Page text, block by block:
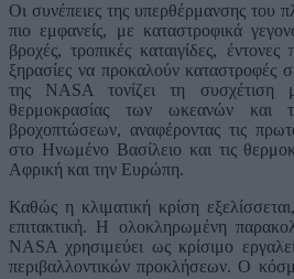
Οι συνέπειες της υπερθέρμανσης του
πιο εμφανείς, με καταστροφικά
βροχές, τροπικές καταιγίδες, έντονες
ξηρασίες να προκαλούν
της NASA τονίζει τη συσχέτιση
θερμοκρασίας των ωκεανών και
βροχοπτώσεων, αναφέροντας τις
στο Ηνωμένο Βασίλειο και τις
Αφρική και την Ευρώπη.
Καθώς η κλιματική κρίση
επιτακτική. Η ολοκληρωμένη
NASA χρησιμεύει ως κρίσιμο
περιβαλλοντικών προκλήσεων. Ο